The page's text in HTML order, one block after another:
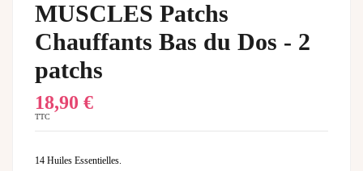
MUSCLES Patchs
Chauffants Bas du Dos - 2
patchs
18,90 €
TTC
14 Huiles Essentielles